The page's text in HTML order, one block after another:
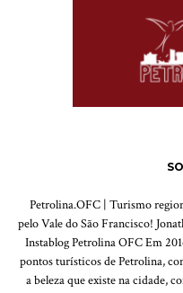
Petrolina.OFC | Turismo
pelo Vale do São Francisco!
Instablog Petrolina OFC Em
pontos turísticos de Petrolina,
a beleza que existe na cidade,